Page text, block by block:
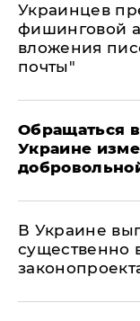
Украинцев
фишинговой
вложения
почты"
Обращаться
Украине
В Украине
существенно